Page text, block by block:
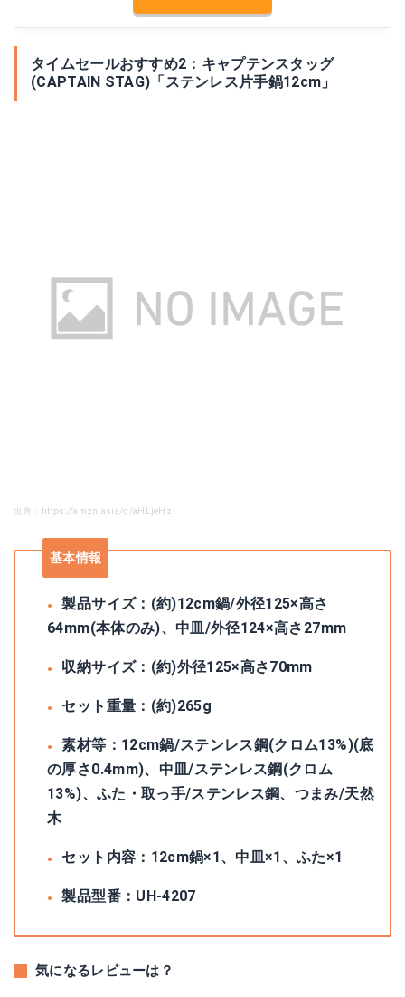
タイムセールおすすめ2：キャプテンスタッグ
(CAPTAIN STAG)「ステンレス片手鍋12cm」
出典：https://amzn.asia/d/aHLjeHz
基本情報
製品サイズ：(約)12cm鍋/外径125×高さ
64mm(本体のみ)、中皿/外径124×高さ27mm
収納サイズ：(約)外径125×高さ70mm
セット重量：(約)265g
素材等：12cm鍋/ステンレス鋼(クロム13%)(底
の厚さ0.4mm)、中皿/ステンレス鋼(クロム
13%)、ふた・取っ手/ステンレス鋼、つまみ/天然
木
セット内容：12cm鍋×1、中皿×1、ふた×1
製品型番：UH-4207
気になるレビューは？